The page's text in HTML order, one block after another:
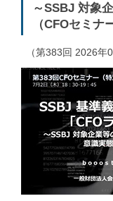
～SSBJ 対象
（CFOセミナ
（第383回 2026年